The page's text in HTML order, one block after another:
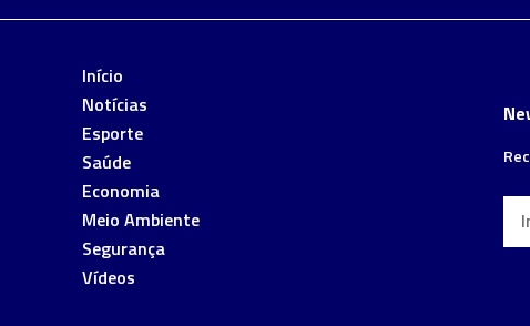
Início
Notícias
Esporte
Saúde
Economia
Meio Ambiente
Segurança
Vídeos